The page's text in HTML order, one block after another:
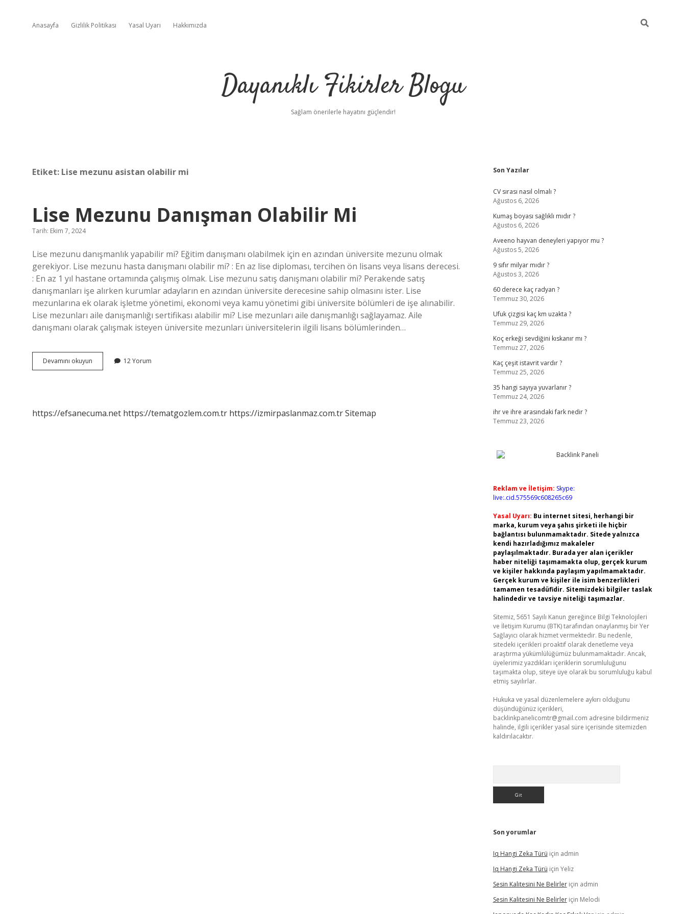
Anasayfa Gizlilik Politikası Yasal Uyarı Hakkımızda
Dayanıklı Fikirler Blogu
Sağlam önerilerle hayatını güçlendir!
Etiket: Lise mezunu asistan olabilir mi
Lise Mezunu Danışman Olabilir Mi
Tarih: Ekim 7, 2024
Lise mezunu danışmanlık yapabilir mi? Eğitim danışmanı olabilmek için en azından üniversite mezunu olmak
gerekiyor. Lise mezunu hasta danışmanı olabilir mi? : En az lise diploması, tercihen ön lisans veya lisans derecesi.
: En az 1 yıl hastane ortamında çalışmış olmak. Lise mezunu satış danışmanı olabilir mi? Perakende satış
danışmanları işe alırken kurumlar adayların en azından üniversite derecesine sahip olmasını ister. Lise
mezunlarına ek olarak işletme yönetimi, ekonomi veya kamu yönetimi gibi üniversite bölümleri de işe alınabilir.
Lise mezunları aile danışmanlığı sertifikası alabilir mi? Lise mezunları aile danışmanlığı sağlayamaz. Aile
danışmanı olarak çalışmak isteyen üniversite mezunları üniversitelerin ilgili lisans bölümlerinden…
Devamını okuyun
Mezunu
12 Yorum
https://efsanecuma.net https://tematgozlem.com.tr https://izmirpaslanmaz.com.trSitemap
Sidebar
Son Yazılar
CV sırası nasıl olmalı ?
Ağustos 6, 2026
Kumaş boyası sağlıklı mıdır ?
Ağustos 6, 2026
Aveeno hayvan deneyleri yapıyor mu ?
Ağustos 5, 2026
9 sıfır milyar mıdır ?
Ağustos 3, 2026
60 derece kaç radyan ?
Temmuz 30, 2026
Ufuk çizgisi kaç km uzakta ?
Temmuz 29, 2026
Koç erkeği sevdiğini kıskanır mı ?
Temmuz 27, 2026
Kaç çeşit istavrit vardır ?
Temmuz 25, 2026
35 hangi sayıya yuvarlanır ?
Temmuz 24, 2026
ihr ve ihre arasındaki fark nedir ?
Temmuz 23, 2026
Reklam ve İletişim: Skype:
live:.cid.575569c608265c69
Yasal Uyarı: Bu internet sitesi, herhangi bir
marka, kurum veya şahıs şirketi ile hiçbir
bağlantısı bulunmamaktadır. Sitede yalnızca
kendi hazırladığımız makaleler
paylaşılmaktadır. Burada yer alan içerikler
haber niteliği taşımamakta olup, gerçek kurum
ve kişiler hakkında paylaşım yapılmamaktadır.
Gerçek kurum ve kişiler ile isim benzerlikleri
tamamen tesadüfidir. Sitemizdeki bilgiler taslak
halindedir ve tavsiye niteliği taşımazlar.
Sitemiz, 5651 Sayılı Kanun gereğince Bilgi Teknolojileri
ve İletişim Kurumu (BTK) tarafından onaylanmış bir Yer
Sağlayıcı olarak hizmet vermektedir. Bu nedenle,
sitedeki içerikleri proaktif olarak denetleme veya
araştırma yükümlülüğümüz bulunmamaktadır. Ancak,
üyelerimiz yazdıkları içeriklerin sorumluluğunu
taşımakta olup, siteye üye olarak bu sorumluluğu kabul
etmiş sayılırlar.
Hukuka ve yasal düzenlemelere aykırı olduğunu
düşündüğünüz içerikleri,
backlinkpanelicomtr@gmail.com adresine bildirmeniz
halinde, ilgili içerikler yasal süre içerisinde sitemizden
kaldırılacaktır.
Son yorumlar
Iq Hangi Zeka Türü için admin
Iq Hangi Zeka Türü için Yeliz
Sesin Kalitesini Ne Belirleriçin admin
Sesin Kalitesini Ne Belirleriçin Melodi